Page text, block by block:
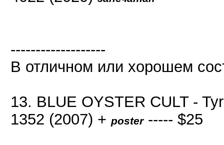
-------------------
В отличном или хорошем
13. BLUE OYSTER CULT -
1352 (2007) + poster----- $25